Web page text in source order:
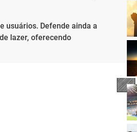
usuários. Defende ainda a
lazer, oferecendo